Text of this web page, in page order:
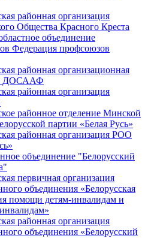
районная организация
Общества Красного Креста
объединение
Федерация профсоюзов
районная организационная
ДОСААФ
районная организация
районное отделение Минской
партии «Белая Русь»
районная организация РОО
объединение "Белорусский
первичная организация
объединения «Белорусская
помощи детям-инвалидам и
районная организация
объединения «Белорусский